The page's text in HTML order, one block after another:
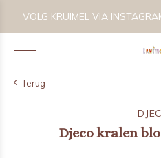
VOLG KRUIMEL VIA
Terug
Djeco kralen